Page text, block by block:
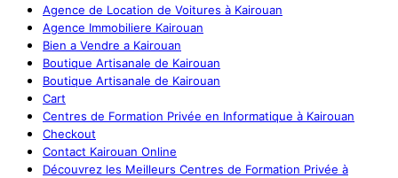
Agence de Location de Voitures à Kairouan
Agence Immobiliere Kairouan
Bien a Vendre a Kairouan
Boutique Artisanale de Kairouan
Boutique Artisanale de Kairouan
Cart
Centres de Formation Privée en Informatique à Kairouan
Checkout
Contact Kairouan Online
Découvrez les Meilleurs Centres de Formation Privée à